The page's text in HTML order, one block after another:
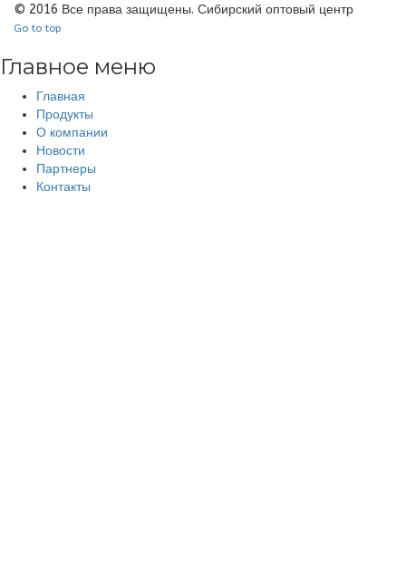
© 2016 Все права защищены. Сибирский оптовый центр
Go to top
Главное меню
Главная
Продукты
О компании
Новости
Партнеры
Контакты